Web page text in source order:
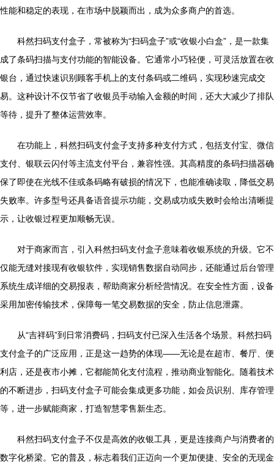
性能和稳定的表现，在市场中脱颖而出，成为众多商户的首选。
科然扫码支付盒子，常被称为“扫码盒子”或“收银小白盒”，是一款集
成了条码扫描与支付功能的智能设备。它通常小巧轻便，可灵活放置在收
银台，通过快速识别顾客手机上的支付条码或二维码，实现秒速完成交
易。这种设计不仅节省了收银员手动输入金额的时间，还大大减少了排队
等待，提升了整体运营效率。
在功能上，科然扫码支付盒子支持多种支付方式，包括支付宝、微信
支付、银联云闪付等主流支付平台，兼容性强。其高精度的条码扫描器确
保了即使在光线不佳或条码略有破损的情况下，也能准确读取，降低交易
失败率。许多型号还具备语音提示功能，交易成功或失败时会给出清晰提
示，让收银过程更加顺畅无误。
对于商家而言，引入科然扫码支付盒子意味着收银系统的升级。它不
仅能无缝对接现有收银软件，实现销售数据自动同步，还能通过后台管理
系统生成详细的交易报表，帮助商家分析经营情况。在安全性方面，设备
采用加密传输技术，保障每一笔交易数据的安全，防止信息泄露。
从“吉祥码”到日常消费码，扫码支付已深入生活各个场景。科然扫码
支付盒子的广泛应用，正是这一趋势的体现——无论是在超市、餐厅、便
利店，还是夜市小摊，它都能简化支付流程，推动商业智能化。随着技术
的不断进步，扫码支付盒子可能会集成更多功能，如会员识别、库存管理
等，进一步赋能商家，打造智慧零售新生态。
科然扫码支付盒子不仅是高效的收银工具，更是连接商户与消费者的
数字化桥梁。它的普及，标志着我们正迈向一个更加便捷、安全的无现金